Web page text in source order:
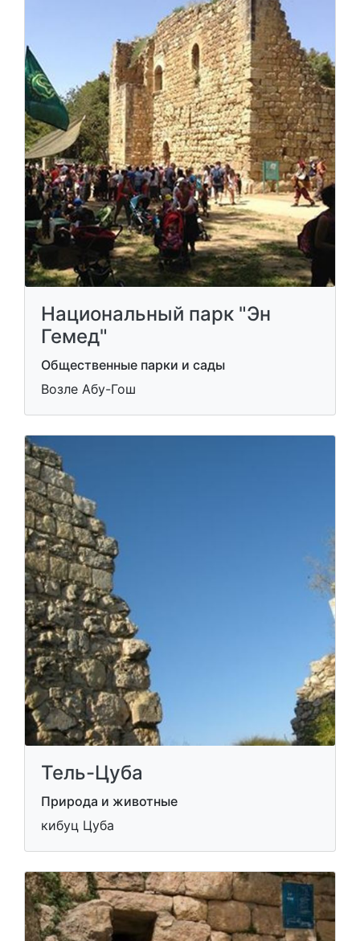
Национальный парк "Эн
Гемед"
Общественные парки и сады
Возле Абу-Гош
Тель-Цуба
Природа и животные
кибуц Цуба